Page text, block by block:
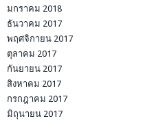
มกราคม 2018
ธันวาคม 2017
พฤศจิกายน 2017
ตุลาคม 2017
กันยายน 2017
สิงหาคม 2017
กรกฎาคม 2017
มิถุนายน 2017